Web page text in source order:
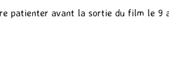
patienter avant la sortie du film le 9